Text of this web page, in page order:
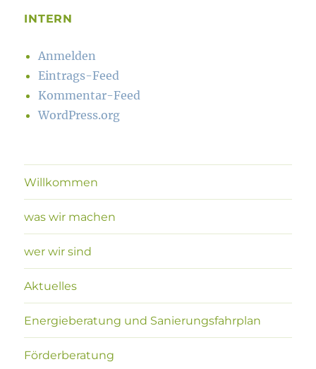
INTERN
Anmelden
Eintrags-Feed
Kommentar-Feed
WordPress.org
Willkommen
was wir machen
wer wir sind
Aktuelles
Energieberatung und Sanierungsfahrplan
Förderberatung